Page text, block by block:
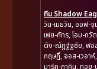
ทีม Shadow
วิน-เมธวิน, ออฟ-
เฟย-ภัทร, โอม-ภวั
ดัง-ณัฎฐ์ฐชัย, ฟอ
กฤษฎิ์, จอส-เวอา
มาร์ค-ภาคิน, ทอ